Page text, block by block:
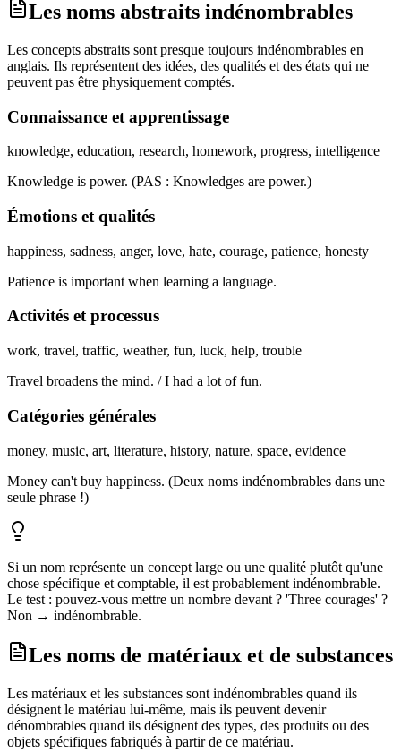
Les noms abstraits indénombrables
Les concepts abstraits sont presque toujours indénombrables en
anglais. Ils représentent des idées, des qualités et des états qui ne
peuvent pas être physiquement comptés.
Connaissance et apprentissage
knowledge, education, research, homework, progress, intelligence
Knowledge is power. (PAS : Knowledges are power.)
Émotions et qualités
happiness, sadness, anger, love, hate, courage, patience, honesty
Patience is important when learning a language.
Activités et processus
work, travel, traffic, weather, fun, luck, help, trouble
Travel broadens the mind. / I had a lot of fun.
Catégories générales
money, music, art, literature, history, nature, space, evidence
Money can't buy happiness. (Deux noms indénombrables dans une
seule phrase !)
Si un nom représente un concept large ou une qualité plutôt qu'une
chose spécifique et comptable, il est probablement indénombrable.
Le test : pouvez-vous mettre un nombre devant ? 'Three courages' ?
Non → indénombrable.
Les noms de matériaux et de substances
Les matériaux et les substances sont indénombrables quand ils
désignent le matériau lui-même, mais ils peuvent devenir
dénombrables quand ils désignent des types, des produits ou des
objets spécifiques fabriqués à partir de ce matériau.